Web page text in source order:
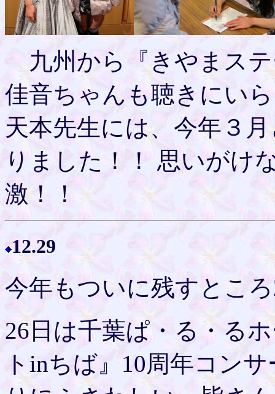
九州から『きやまステ
佳音ちゃんも聴きにい
天本先生には、今年３
りました！！ 思いがけ
激！！
12.29
今年もついに残すとこ
26日は千葉ぱ・る・る
トinちば』10周年コン